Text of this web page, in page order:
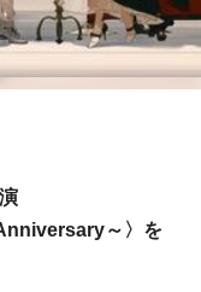
～〉を